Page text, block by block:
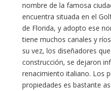
nombre de la famosa
encuentra situada en el
de Florida, y adopto ese
tiene muchos canales y
su vez, los diseñadores
construcción, se dejaron
renacimiento italiano. Los
propiedades es bastante